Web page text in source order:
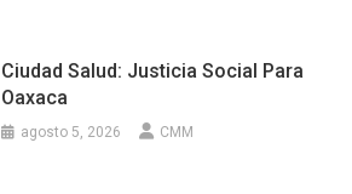
Ciudad Salud: Justicia Social Para
Oaxaca
agosto 5, 2026 CMM